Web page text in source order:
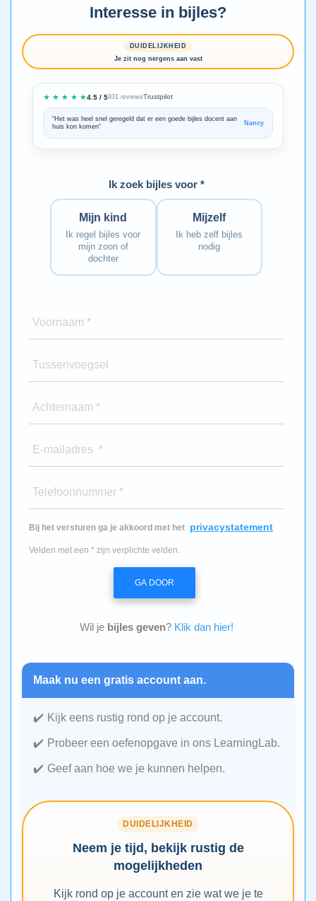
Interesse in bijles?
DUIDELIJKHEID
Je zit nog nergens aan vast
★ ★ ★ ★ ★4.5 / 5931 reviewsTrustpilot
“Het was heel snel geregeld dat er een goede bijles docent aan
huis kon komen”
Nancy
Ik zoek bijles voor *
Mijn kind
Ik regel bijles voor
mijn zoon of
dochter
Mijzelf
Ik heb zelf bijles
nodig
Voornaam *
Tussenvoegsel
Achternaam *
E-mailadres *
Telefoonnummer *
Bij het versturen ga je akkoord met het privacystatement
Velden met een * zijn verplichte velden.
GA DOOR
Wil je bijles geven? Klik dan hier!
Maak nu een gratis account aan.
Kijk eens rustig rond op je account.
Probeer een oefenopgave in ons LearningLab.
Geef aan hoe we je kunnen helpen.
DUIDELIJKHEID
Neem je tijd, bekijk rustig de
mogelijkheden
Kijk rond op je account en zie wat we je te